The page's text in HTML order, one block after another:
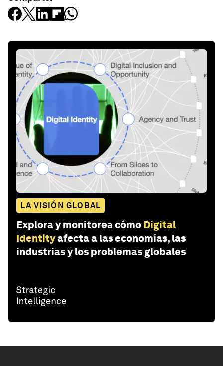
LA VISIÓN GLOBAL
Explora y monitorea cómo Digital
Identityafecta a las economías, las
industrias y los problemas globales